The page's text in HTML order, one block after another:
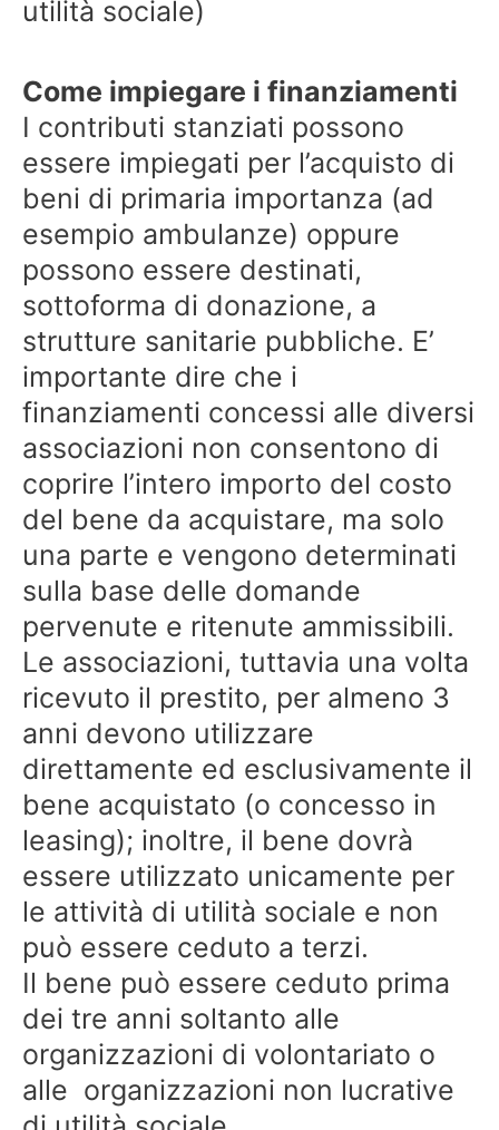
utilità sociale)
Come impiegare i finanziamenti
I contributi stanziati possono
essere impiegati per l’acquisto di
beni di primaria importanza (ad
esempio ambulanze) oppure
possono essere destinati,
sottoforma di donazione, a
strutture sanitarie pubbliche. E’
importante dire che i
finanziamenti concessi alle diversi
associazioni non consentono di
coprire l’intero importo del costo
del bene da acquistare, ma solo
una parte e vengono determinati
sulla base delle domande
pervenute e ritenute ammissibili.
Le associazioni, tuttavia una volta
ricevuto il prestito, per almeno 3
anni devono utilizzare
direttamente ed esclusivamente il
bene acquistato (o concesso in
leasing); inoltre, il bene dovrà
essere utilizzato unicamente per
le attività di utilità sociale e non
può essere ceduto a terzi.
Il bene può essere ceduto prima
dei tre anni soltanto alle
organizzazioni di volontariato o
alle organizzazioni non lucrative